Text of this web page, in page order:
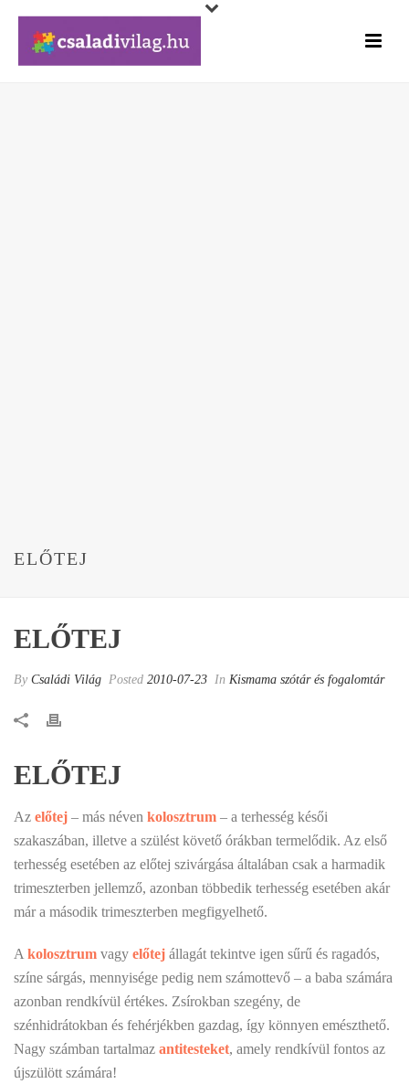
ELŐTEJ
ELŐTEJ
By Családi Világ Posted 2010-07-23 In Kismama szótár és fogalomtár
ELŐTEJ
Az előtej – más néven kolosztrum – a terhesség késői
szakaszában, illetve a szülést követő órákban termelődik. Az első
terhesség esetében az előtej szivárgása általában csak a harmadik
trimeszterben jellemző, azonban többedik terhesség esetében akár
már a második trimeszterben megfigyelhető.
A kolosztrum vagy előtej állagát tekintve igen sűrű és ragadós,
színe sárgás, mennyisége pedig nem számottevő – a baba számára
azonban rendkívül értékes. Zsírokban szegény, de
szénhidrátokban és fehérjékben gazdag, így könnyen emészthető.
Nagy számban tartalmaz antitesteket, amely rendkívül fontos az
újszülött számára!